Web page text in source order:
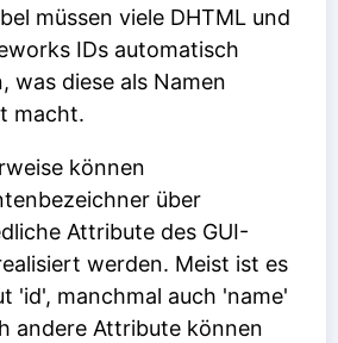
müssen viele DHTML und
IDs automatisch
was diese als Namen
macht.
können
über
Attribute des GUI-
werden. Meist ist es
'id', manchmal auch 'name'
andere Attribute können